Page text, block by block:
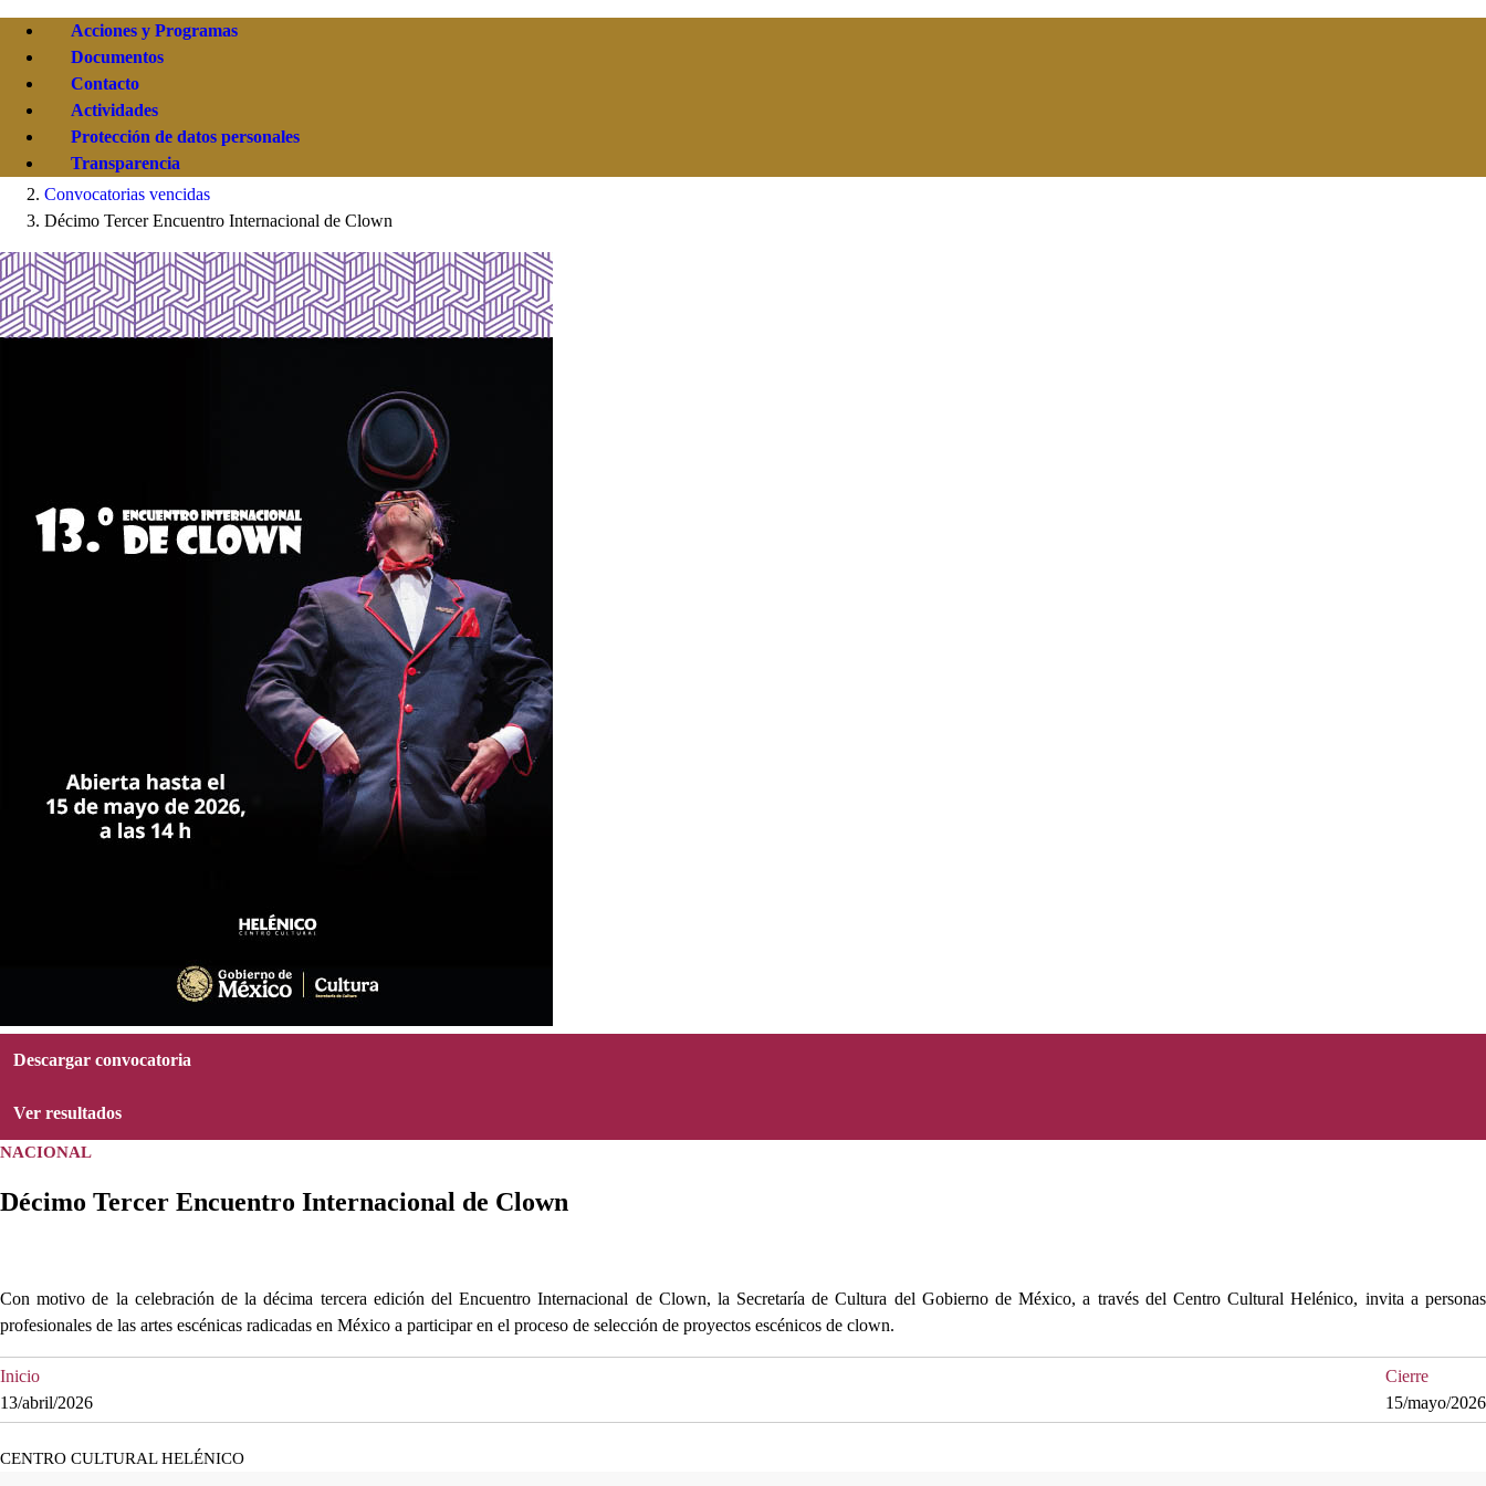
Acciones y Programas
Documentos
Contacto
Actividades
Protección de datos personales
Transparencia
Convocatorias vencidas
Décimo Tercer Encuentro Internacional de Clown
Descargar convocatoria
Ver resultados
NACIONAL
Décimo Tercer Encuentro Internacional de Clown
Con motivo de la celebración de la décima tercera edición del Encuentro Internacional de Clown, la Secretaría de Cultura del Gobierno de México, a través del Centro Cultural Helénico, invita a personas
profesionales de las artes escénicas radicadas en México a participar en el proceso de selección de proyectos escénicos de clown.
Inicio
13/abril/2026
Cierre
15/mayo/2026
CENTRO CULTURAL HELÉNICO